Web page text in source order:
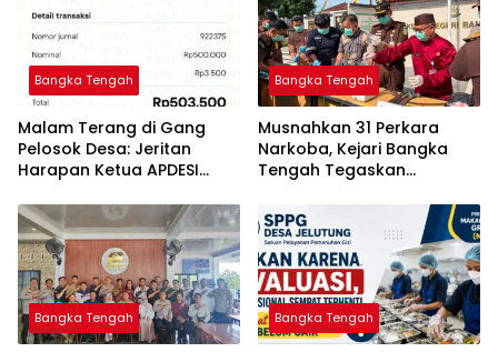
Bangka Tengah
Malam Terang di Gang
Pelosok Desa: Jeritan
Harapan Ketua APDESI
Babel
Bangka Tengah
Musnahkan 31 Perkara
Narkoba, Kejari Bangka
Tengah Tegaskan
Kejahatan Hingga Tuntas
Bangka Tengah Bangka Tengah